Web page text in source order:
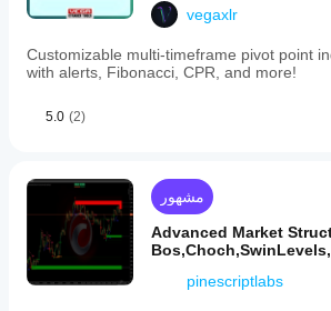
الانقطاع
قوة الاتجاه
vegaxlr
Customizable multi-timeframe pivot point
with alerts, Fibonacci, CPR, and more!
5.0 (2)
مشهور
Advanced Market
pinescriptlabs